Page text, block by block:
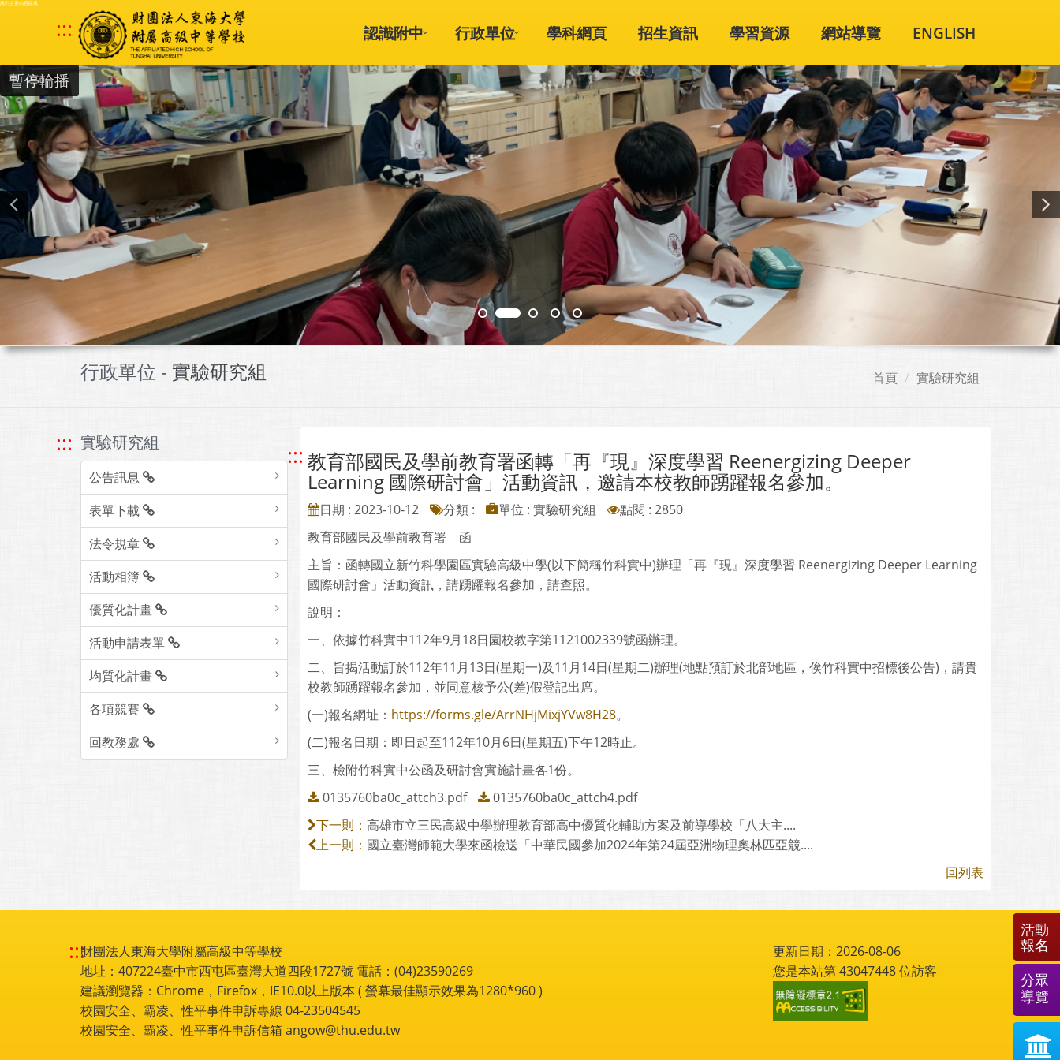
跳到主要內容區塊
::: 認識附中 行政單位 學科網頁 招生資訊 學習資源 網站導覽 ENGLISH
暫停輪播
行政單位 - 實驗研究組 首頁 實驗研究組
::: 實驗研究組
公告訊息
表單下載
法令規章
活動相簿
優質化計畫
活動申請表單
均質化計畫
各項競賽
回教務處
::: 教育部國民及學前教育署函轉「再『現』深度學習 Reenergizing Deeper
Learning 國際研討會」活動資訊，邀請本校教師踴躍報名參加。
日期 : 2023-10-12 分類 : 單位 : 實驗研究組
點閱 : 2850
教育部國民及學前教育署 函
主旨：函轉國立新竹科學園區實驗高級中學(以下簡稱竹科實中)辦理「再『現』深度學習 Reenergizing Deeper Learning
國際研討會」活動資訊，請踴躍報名參加，請查照。
說明：
一、依據竹科實中112年9月18日園校教字第1121002339號函辦理。
二、旨揭活動訂於112年11月13日(星期一)及11月14日(星期二)辦理(地點預訂於北部地區，俟竹科實中招標後公告)，請貴
校教師踴躍報名參加，並同意核予公(差)假登記出席。
(一)報名網址： https://forms.gle/ArrNHjMixjYVw8H28。
(二)報名日期：即日起至112年10月6日(星期五)下午12時止。
三、檢附竹科實中公函及研討會實施計畫各1份。
0135760ba0c_attch3.pdf
0135760ba0c_attch4.pdf
下一則： 高雄市立三民高級中學辦理教育部高中優質化輔助方案及前導學校「八大主....
上一則： 國立臺灣師範大學來函檢送「中華民國參加2024年第24屆亞洲物理奧林匹亞競....
回列表
:::財團法人東海大學附屬高級中等學校
地址：407224臺中市西屯區臺灣大道四段1727號 電話：(04)23590269
建議瀏覽器：Chrome，Firefox，IE10.0以上版本 ( 螢幕最佳顯示效果為1280*960 )
校園安全、霸凌、性平事件申訴專線 04-23504545
校園安全、霸凌、性平事件申訴信箱 angow@thu.edu.tw
更新日期：2026-08-06
您是本站第43047448位訪客
活動
報名
分眾
導覽